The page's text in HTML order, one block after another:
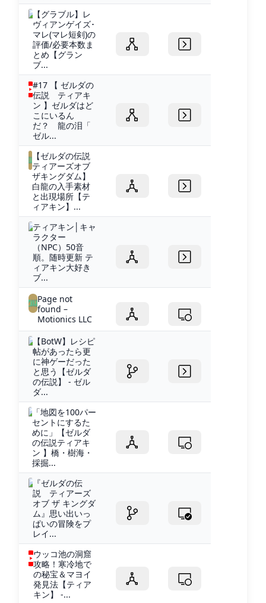
【グラブル】レ
ヴィアンゲイズ･
マレ(マレ短剣)の
評価/必要本数ま
とめ【グラン
ブ...
#17 【 ゼルダの
伝説 ティアキ
ン 】ゼルダはど
こにいるん
だ？ 龍の泪「
ゼル...
【ゼルダの伝説
ティアーズオブ
ザキングダム】
白龍の入手素材
と出現場所【テ
ィアキン】...
ティアキン│キャ
ラクター
（NPC）50音
順。随時更新 テ
ィアキン大好き
ブ...
Page not
found –
Motionics LLC
【BotW】レシピ
帖があったら更
に神ゲーだった
と思う【ゼルダ
の伝説】 - ゼル
ダ...
「地図を100パー
セントにするた
めに」【ゼルダ
の伝説ティアキ
ン 】橋・樹海・
採掘...
『ゼルダの伝
説 ティアーズ
オブ ザ キングダ
ム』思い出いっ
ぱいの冒険をプ
レイ...
ウッコ池の洞窟
攻略！寒冷地で
の秘宝＆マヨイ
発見法【ティア
キン】 -...